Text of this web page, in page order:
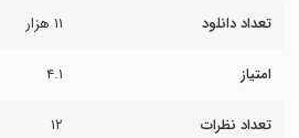
تعداد دانلود ۱۱ هزار
امتیاز ۴.۱
تعداد نظرات ۱۲